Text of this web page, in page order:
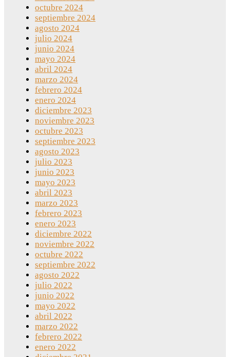
octubre 2024
septiembre 2024
agosto 2024
julio 2024
junio 2024
mayo 2024
abril 2024
marzo 2024
febrero 2024
enero 2024
diciembre 2023
noviembre 2023
octubre 2023
septiembre 2023
agosto 2023
julio 2023
junio 2023
mayo 2023
abril 2023
marzo 2023
febrero 2023
enero 2023
diciembre 2022
noviembre 2022
octubre 2022
septiembre 2022
agosto 2022
julio 2022
junio 2022
mayo 2022
abril 2022
marzo 2022
febrero 2022
enero 2022